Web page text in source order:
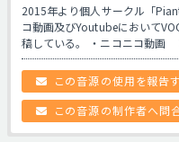
2015年より個人サークル「
コ動画及びYoutubeにおいて
稿している。 ・ニコニコ動
この音源の使用を報告
この音源の制作者へ問